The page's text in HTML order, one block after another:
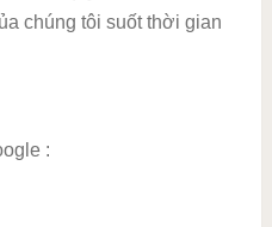
chúng tôi suốt thời gian
: